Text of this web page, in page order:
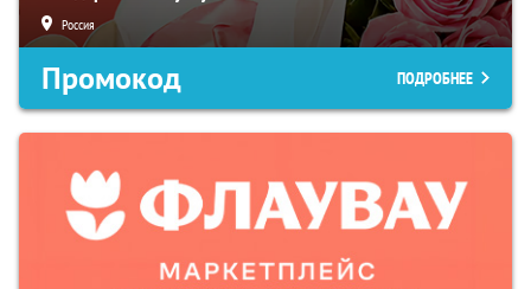
Россия
Промокод ПОДРОБНЕЕ